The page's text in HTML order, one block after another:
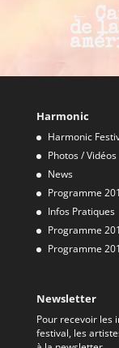
←
de
Harmonic
Harmonic
Photos / Vidéos
News
Programme
Infos Pratiques
Programme
Programme
Newsletter
Pour recevoir les
festival, les